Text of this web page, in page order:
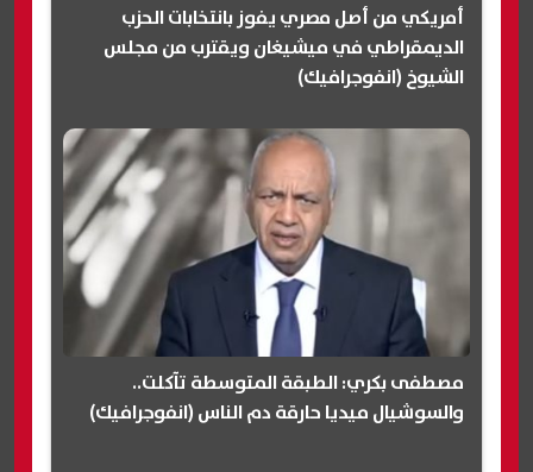
أمريكي من أصل مصري يفوز بانتخابات الحزب
الديمقراطي في ميشيغان ويقترب من مجلس
الشيوخ (انفوجرافيك)
مصطفى بكري: الطبقة المتوسطة تآكلت..
والسوشيال ميديا حارقة دم الناس (انفوجرافيك)